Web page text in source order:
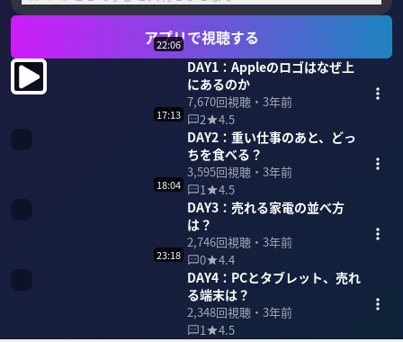
アプリで視聴する
22:06
DAY1：Appleのロゴはなぜ上
にあるのか
7,670回視聴・ 3年前
2
4.5
17:13
DAY2：重い仕事のあと、どっ
ちを食べる？
3,595回視聴・ 3年前
1
4.5
18:04
DAY3：売れる家電の並べ方
は？
2,746回視聴・ 3年前
0
4.4
23:18
DAY4：PCとタブレット、売れ
る端末は？
2,348回視聴・ 3年前
1
4.5